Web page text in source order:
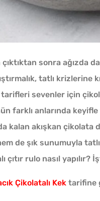
sonra ağızda
tatlı krizlerine
tarifleri sevenler için
farklı anlarında
kalan akışkan
de şık sunumuyla
çıtır rulo nasıl
Çikolatalı Kek tarifine